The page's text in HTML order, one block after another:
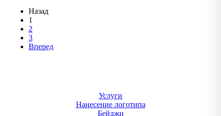
Назад
1
2
3
Вперед
Услуги
Нанесение логотипа
Бейджи